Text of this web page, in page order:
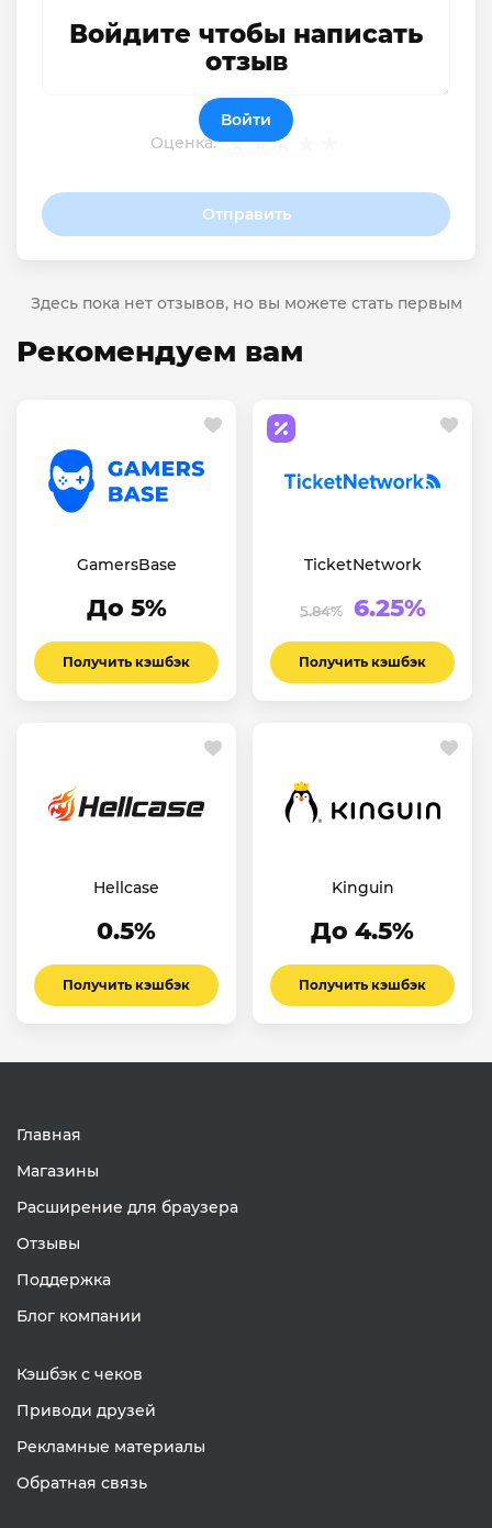
Оценка:
Отправить
Войдите чтобы написать
отзыв
Войти
Здесь пока нет отзывов, но вы можете стать первым
Рекомендуем вам
GamersBase
До 5%
Получить кэшбэк
TicketNetwork
5.84% 6.25%
Получить кэшбэк
Hellcase
0.5%
Получить кэшбэк
Kinguin
До 4.5%
Получить кэшбэк
Главная
Магазины
Расширение для браузера
Отзывы
Поддержка
Блог компании
Кэшбэк с чеков
Приводи друзей
Рекламные материалы
Обратная связь